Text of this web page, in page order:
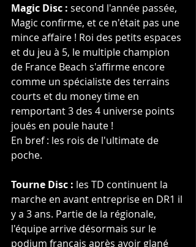
Magic Disc : second l'année passée,
Magic confirme, et ce n'était pas une
mince affaire ! Roi des petits espaces
et du jeu à 5, le multiple champion
de France Beach s'affirme encore
comme un spécialiste des terrains
courts et du money time en
remportant 3 des 4 universe points
joués en poule haute !
En bref : les rois de l'ultimate de
poche.
Tourne Disc : les TD continuent la
marche en avant entreprise en DR1 il
y a 3 ans. Partie de la régionale,
l'équipe arrive désormais sur le
podium français après avoir glané